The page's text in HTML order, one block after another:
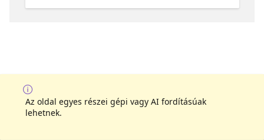
Az oldal egyes részei gépi vagy AI fordításúak
lehetnek.